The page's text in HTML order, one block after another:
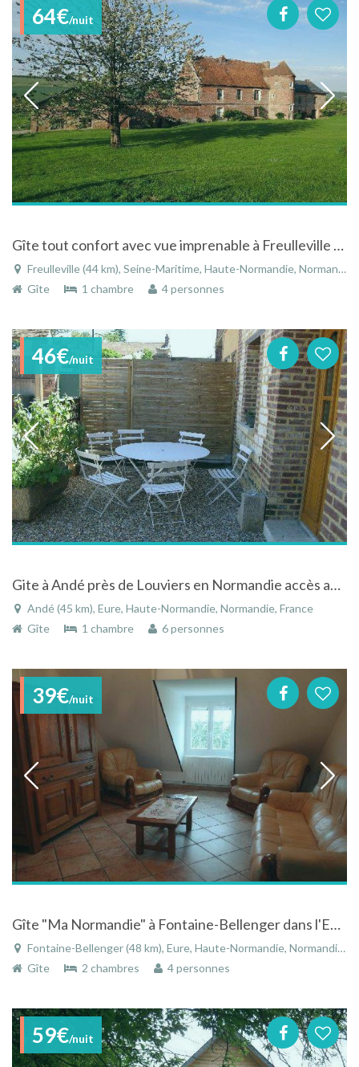
64€/nuit
Gîte tout confort avec vue imprenable à Freulleville en Seine-Maritime - Haute-Normandie
Freulleville (44 km), Seine-Maritime, Haute-Normandie, Normandie, France
Gîte
1 chambre 4 personnes
46€/nuit
Gite à Andé près de Louviers en Normandie accès au jardin commun en bord de seine
Andé (45 km), Eure, Haute-Normandie, Normandie, France
Gîte
1 chambre 6 personnes
39€/nuit
Gîte "Ma Normandie" à Fontaine-Bellenger dans l'Eure en Haute-Normandie
Fontaine-Bellenger (48 km), Eure, Haute-Normandie, Normandie, France
Gîte
2 chambres 4 personnes
59€/nuit